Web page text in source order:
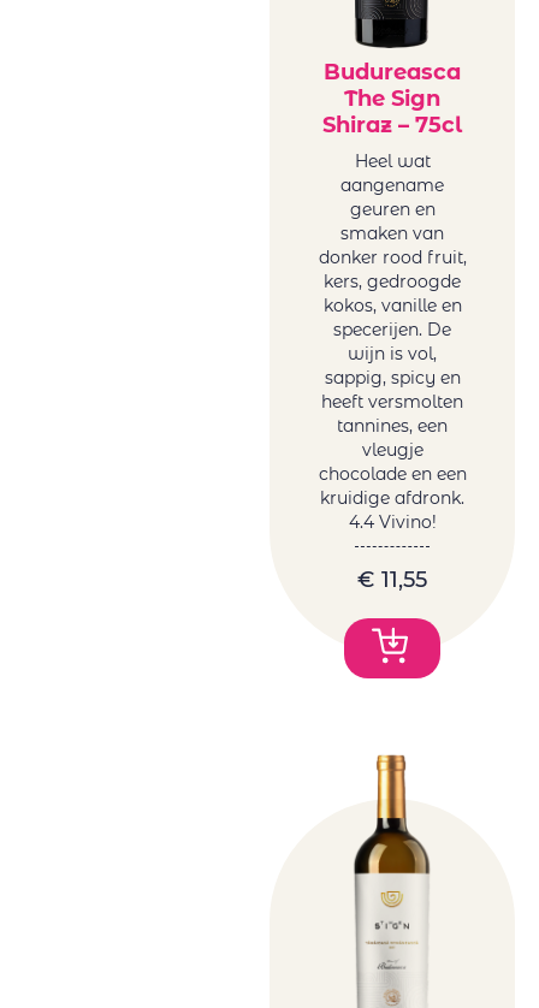
Budureasca
The Sign
Shiraz – 75cl
Heel wat
aangename
geuren en
smaken van
donker rood fruit,
kers, gedroogde
kokos, vanille en
specerijen. De
wijn is vol,
sappig, spicy en
heeft versmolten
tannines, een
vleugje
chocolade en een
kruidige afdronk.
4.4 Vivino!
€ 11,55